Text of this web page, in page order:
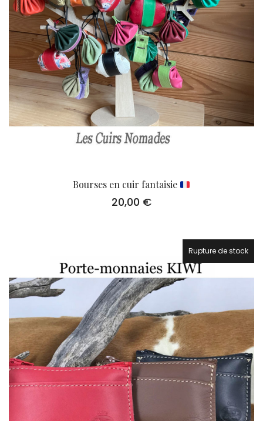
Bourses en cuir fantaisie
20,00 €
Rupture de stock